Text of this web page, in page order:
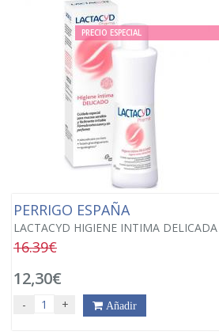
PRECIO ESPECIAL
PERRIGO ESPAÑA
LACTACYD HIGIENE INTIMA
16.39€
12,30€
- + Añadir